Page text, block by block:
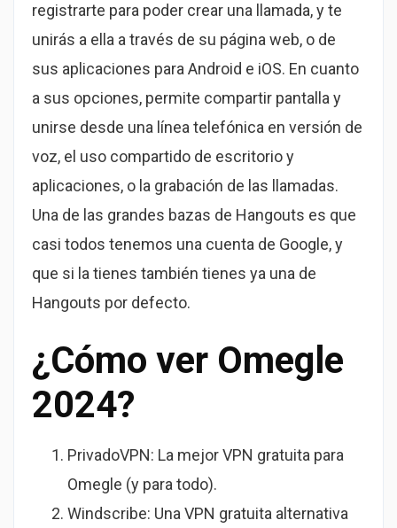
registrarte para poder crear una llamada, y te
unirás a ella a través de su página web, o de
sus aplicaciones para Android e iOS. En cuanto
a sus opciones, permite compartir pantalla y
unirse desde una línea telefónica en versión de
voz, el uso compartido de escritorio y
aplicaciones, o la grabación de las llamadas.
Una de las grandes bazas de Hangouts es que
casi todos tenemos una cuenta de Google, y
que si la tienes también tienes ya una de
Hangouts por defecto.
¿Cómo ver Omegle
2024?
PrivadoVPN: La mejor VPN gratuita para
Omegle (y para todo).
Windscribe: Una VPN gratuita alternativa